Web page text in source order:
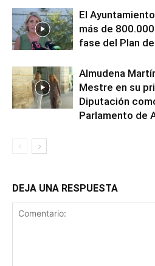
El
más de
fase del Plan
Almudena
Mestre en su
Diputación
Parlamento de
DEJA UNA RESPUESTA